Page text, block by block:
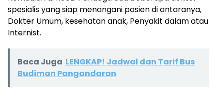
spesialis yang siap menangani pasien di antaranya,
Dokter Umum, kesehatan anak, Penyakit dalam atau
Internist.
Baca Juga LENGKAP! Jadwal dan Tarif Bus
Budiman Pangandaran